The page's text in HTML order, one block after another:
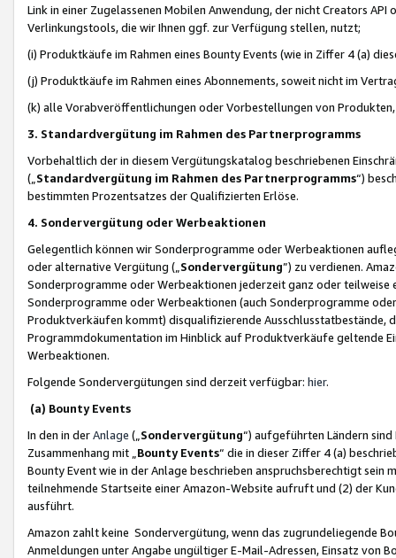
Link in einer Zugelassenen Mobilen Anwendung, der nicht Creators
Verlinkungstools, die wir Ihnen ggf. zur Verfügung stellen, nutzt;
(i) Produktkäufe im Rahmen eines Bounty Events (wie in Ziffer 4 (a)
(j) Produktkäufe im Rahmen eines Abonnements, soweit nicht im
(k) alle Vorabveröffentlichungen oder Vorbestellungen von
3. Standardvergütung im Rahmen des Partnerprogramms
Vorbehaltlich der in diesem Vergütungskatalog beschriebenen
(„ Standardvergütung im Rahmen des Partnerprogramms“)
bestimmten Prozentsatzes der Qualifizierten Erlöse.
4. Sondervergütung oder Werbeaktionen
Gelegentlich können wir Sonderprogramme oder Werbeaktionen
oder alternative Vergütung („ Sondervergütung”) zu verdienen.
Sonderprogramme oder Werbeaktionen jederzeit ganz oder
Sonderprogramme oder Werbeaktionen (auch Sonderprogramme
Produktverkäufen kommt) disqualifizierende Ausschlusstatbestände,
Programmdokumentation im Hinblick auf Produktverkäufe geltende
Werbeaktionen.
Folgende Sondervergütungen sind derzeit verfügbar: hier.
(a) Bounty Events
In den in derAnlage („ Sondervergütung“) aufgeführten Ländern
Zusammenhang mit „ Bounty Events“ die in dieser Ziffer 4 (a)
Bounty Event wie in der Anlage beschrieben anspruchsberechtigt sein
teilnehmende Startseite einer Amazon-Website aufruft und (2) der
ausführt.
Amazon zahlt keine Sondervergütung, wenn das zugrundeliegende
Anmeldungen unter Angabe ungültiger E-Mail-Adressen, Einsatz von